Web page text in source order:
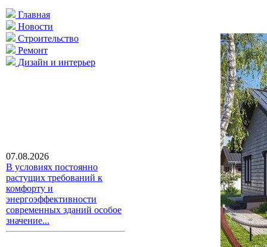
Главная
Новости
Строительство
Ремонт
Дизайн и интерьер
07.08.2026
В условиях постоянно
растущих требований к
комфорту и
энергоэффективности
современных зданий особое
значение...